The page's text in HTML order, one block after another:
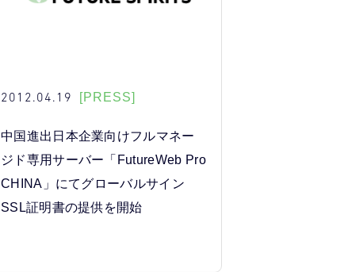
2012.04.19 [PRESS]
中国進出日本企業向けフルマネー
ジド専用サーバー「FutureWeb Pro
CHINA」にてグローバルサイン
SSL証明書の提供を開始